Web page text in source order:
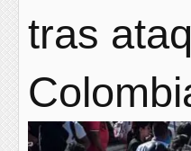
tras